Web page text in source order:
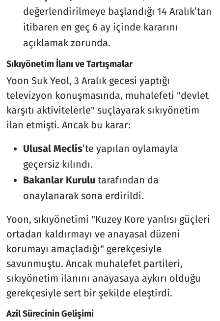
değerlendirilmeye başlandığı 14 Aralık’tan
itibaren en geç 6 ay içinde kararını
açıklamak zorunda.
Sıkıyönetim İlanı ve Tartışmalar
Yoon Suk Yeol, 3 Aralık gecesi yaptığı
televizyon konuşmasında, muhalefeti "devlet
karşıtı aktivitelerle" suçlayarak sıkıyönetim
ilan etmişti. Ancak bu karar:
Ulusal Meclis’te yapılan oylamayla
geçersiz kılındı.
Bakanlar Kurulutarafından da
onaylanarak sona erdirildi.
Yoon, sıkıyönetimi "Kuzey Kore yanlısı güçleri
ortadan kaldırmayı ve anayasal düzeni
korumayı amaçladığı" gerekçesiyle
savunmuştu. Ancak muhalefet partileri,
sıkıyönetim ilanını anayasaya aykırı olduğu
gerekçesiyle sert bir şekilde eleştirdi.
Azil Sürecinin Gelişimi